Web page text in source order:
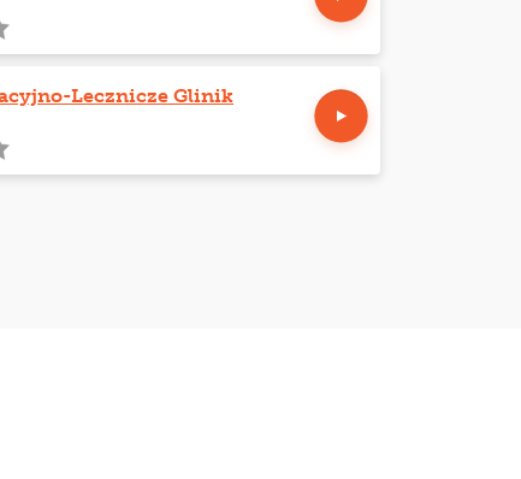
Lecznicze Glinik